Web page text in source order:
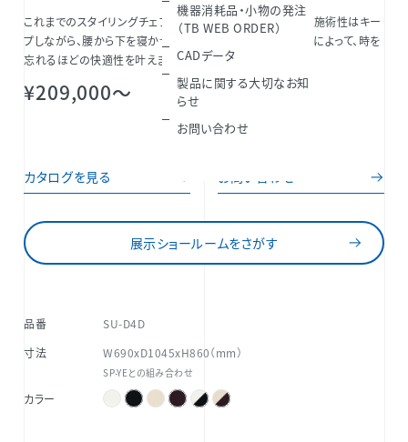
機器消耗品・小物の発注
（TB WEB ORDER）
CADデータ
製品に関する大切なお知
らせ
お問い合わせ
これまでのスタイリングチェアにある構造、寸法などを一新。施術性はキー
プしながら、腰から下を寝かせた寝椅子のような自然な形状によって、時を
忘れるほどの快適性を叶えました。
¥209,000～
カタログを見る お問い合わせ
展示ショールームをさがす
品番
SU-D4D
寸法
W690xD1045xH860（mm）
SP-YEとの組み合わせ
カラー